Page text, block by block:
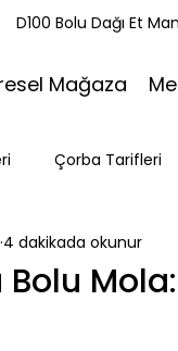
D100 Bolu Dağı Et
Mağaza
Çorba Tarifleri
Tatlı Tarifleri
4 dakikada okunur